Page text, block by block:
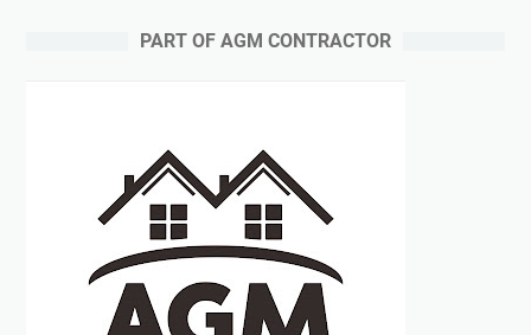
PART OF AGM CONTRACTOR